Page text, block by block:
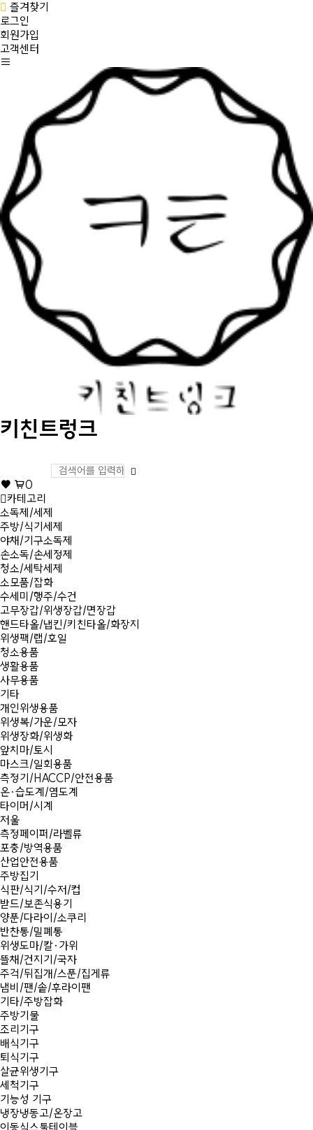
즐겨찾기
로그인
회원가입
고객센터
키친트렁크
0
카테고리
소독제/세제
주방/식기세제
야채/기구소독제
손소독/손세정제
청소/세탁세제
소모품/잡화
수세미/행주/수건
고무장갑/위생장갑/면장갑
핸드타올/냅킨/키친타올/화장지
위생팩/랩/호일
청소용품
생활용품
사무용품
기타
개인위생용품
위생복/가운/모자
위생장화/위생화
앞치마/토시
마스크/일회용품
측정기/HACCP/안전용품
온·습도계/염도계
타이머/시계
저울
측정페이퍼/라벨류
포충/방역용품
산업안전용품
주방집기
식판/식기/수저/컵
받드/보존식용기
양푼/다라이/소쿠리
반찬통/밀폐통
위생도마/칼·가위
뜰채/건지기/국자
주걱/뒤집개/스푼/집게류
냄비/팬/솥/후라이팬
기타/주방잡화
주방기물
조리기구
배식기구
퇴식기구
살균위생기구
세척기구
기능성 기구
냉장냉동고/온장고